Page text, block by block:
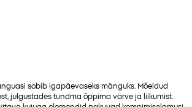
sobib igapäevaseks mänguks. Mõeldud
julgustades tundma õppima värve ja liikumist.